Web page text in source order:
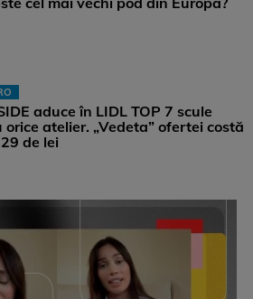
aduce în LIDL TOP 7 scule
orice atelier. „Vedeta” ofertei costă
de lei